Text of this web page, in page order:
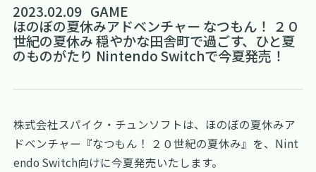
2023.02.09 GAME
ほのぼの夏休みアドベンチャー なつもん！ ２０
世紀の夏休み 穏やかな田舎町で過ごす、ひと夏
のものがたり Nintendo Switchで今夏発売！
株式会社スパイク・チュンソフトは、ほのぼの夏休みア
ドベンチャー『なつもん！ ２０世紀の夏休み』を、Nint
endo Switch向けに今夏発売いたします。